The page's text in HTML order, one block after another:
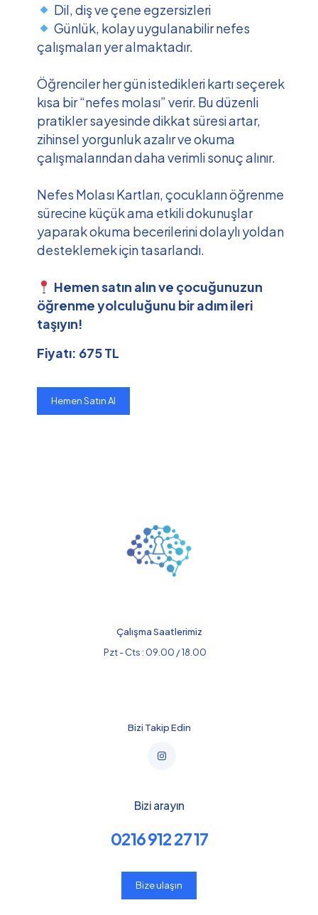
Dil, diş ve çene egzersizleri
Günlük, kolay uygulanabilir nefes
çalışmaları yer almaktadır.
Öğrenciler her gün istedikleri kartı seçerek
kısa bir “nefes molası” verir. Bu düzenli
pratikler sayesinde dikkat süresi artar,
zihinsel yorgunluk azalır ve okuma
çalışmalarından daha verimli sonuç alınır.
Nefes Molası Kartları, çocukların öğrenme
sürecine küçük ama etkili dokunuşlar
yaparak okuma becerilerini dolaylı yoldan
desteklemek için tasarlandı.
Hemen satın alın ve çocuğunuzun
öğrenme yolculuğunu bir adım ileri
taşıyın!
Fiyatı: 675 TL
Hemen Satın Al
Çalışma Saatlerimiz
Pzt - Cts : 09.00 / 18.00
Bizi Takip Edin
Bizi arayın
0216 912 27 17
Bize ulaşın